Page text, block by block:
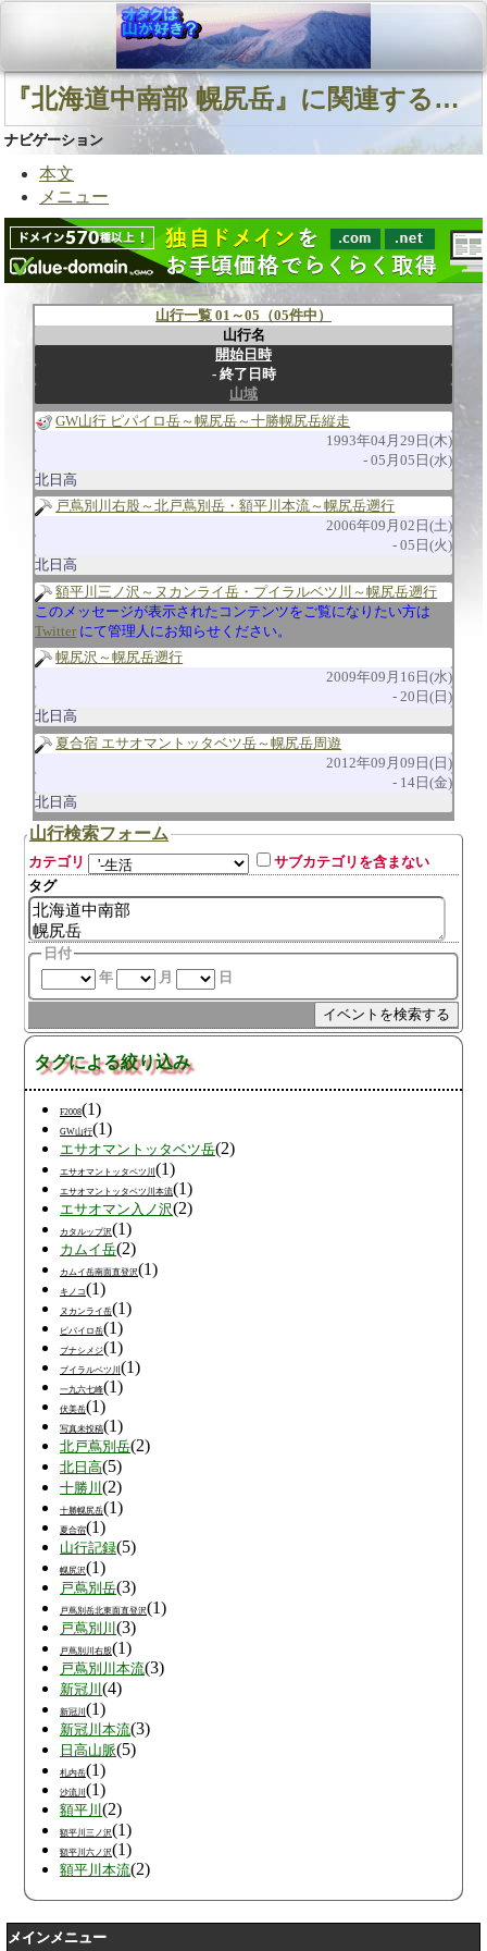
『北海道中南部 幌尻岳』に関連する山行
ナビゲーション
本文
メニュー
山行一覧 01～05（05件中）
山行名
開始日時
終了日時
山域
GW山行 ピパイロ岳～幌尻岳～十勝幌尻岳縦走
1993年04月29日(木)
05月05日(水)
北日高
戸蔦別川右股～北戸蔦別岳・額平川本流～幌尻岳遡行
2006年09月02日(土)
05日(火)
北日高
額平川三ノ沢～ヌカンライ岳・プイラルベツ川～幌尻岳遡行
このメッセージが表示されたコンテンツをご覧になりたい方は
Twitter にて管理人にお知らせください。
幌尻沢～幌尻岳遡行
2009年09月16日(水)
20日(日)
北日高
夏合宿 エサオマントッタベツ岳～幌尻岳周遊
2012年09月09日(日)
14日(金)
北日高
山行検索フォーム
カテゴリ
サブカテゴリを含まない
タグ
日付
年
月 日
タグによる絞り込み
F2008(1)
GW山行(1)
エサオマントッタベツ岳(2)
エサオマントッタベツ川 (1)
エサオマントッタベツ川本流(1)
エサオマン入ノ沢(2)
カタルップ沢(1)
カムイ岳(2)
カムイ岳南面直登沢(1)
キノコ(1)
ヌカンライ岳(1)
ピパイロ岳(1)
ブナシメジ(1)
プイラルベツ川 (1)
一九六七峰(1)
伏美岳(1)
写真未投稿(1)
北戸蔦別岳(2)
北日高(5)
十勝川 (2)
十勝幌尻岳(1)
夏合宿(1)
山行記録(5)
幌尻沢(1)
戸蔦別岳(3)
戸蔦別岳北東面直登沢(1)
戸蔦別川 (3)
戸蔦別川右股(1)
戸蔦別川本流(3)
新冠川 (4)
新冠川 (1)
新冠川本流(3)
日高山脈(5)
札内岳(1)
沙流川 (1)
額平川 (2)
額平川三ノ沢(1)
額平川六ノ沢(1)
額平川本流(2)
メインメニュー